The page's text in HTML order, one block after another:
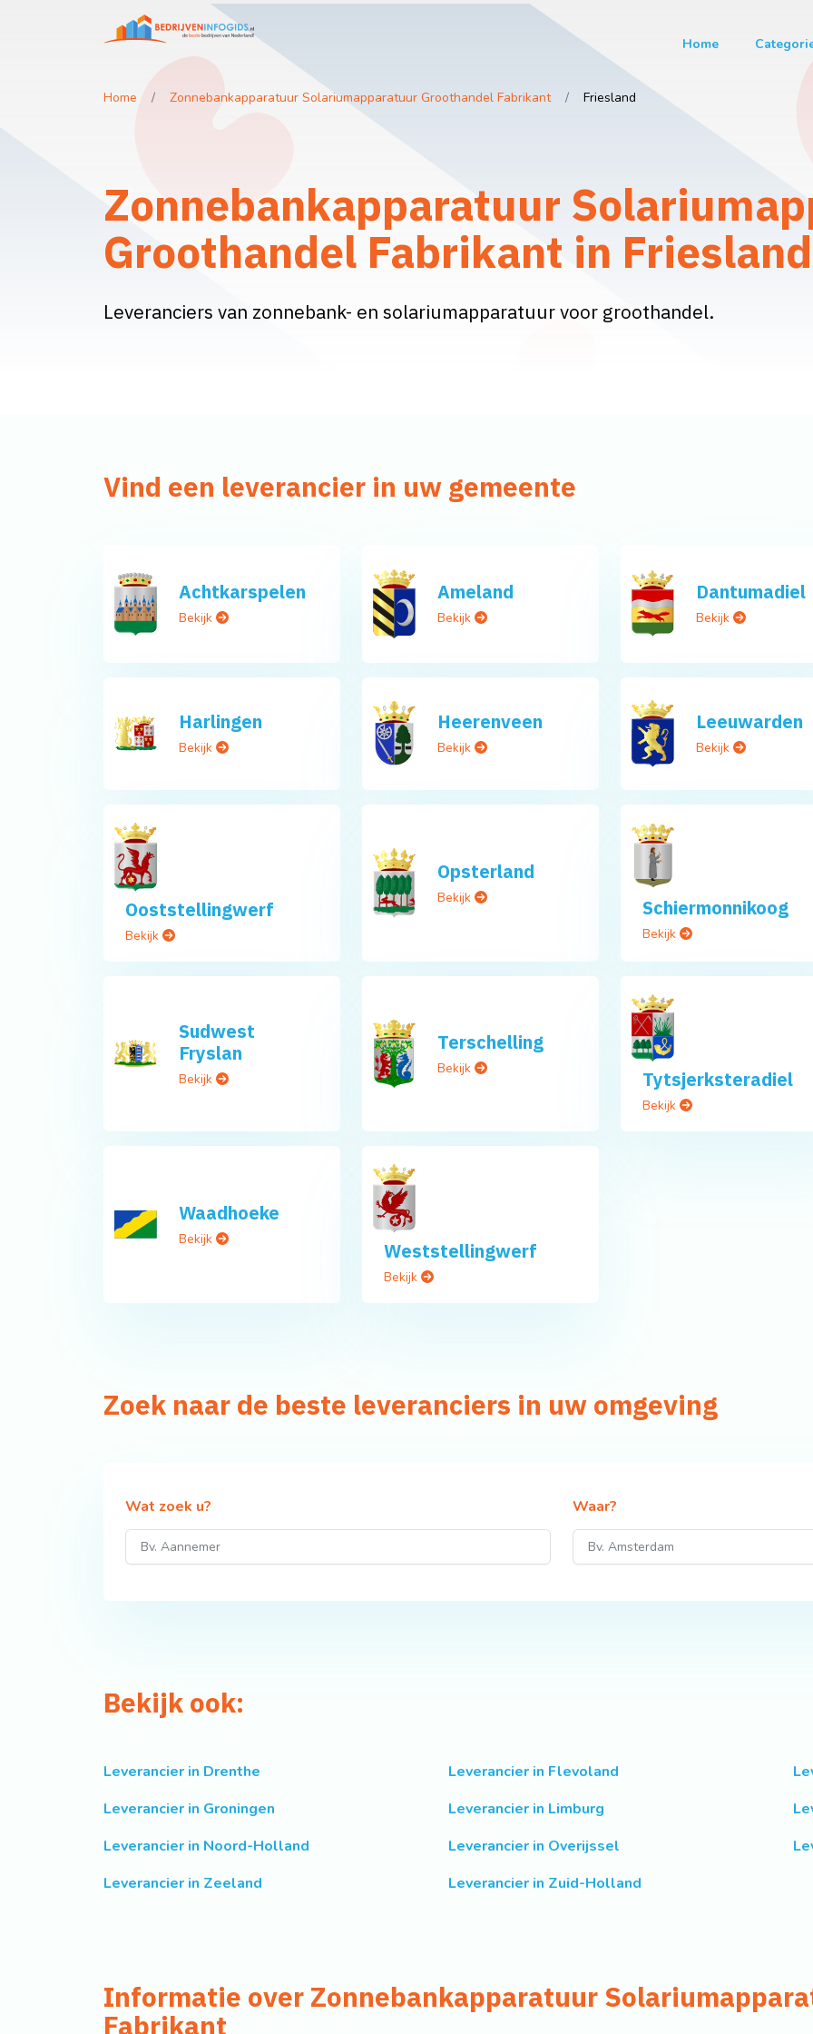
Home
Home Zonnebankapparatuur Solariumapparatuur Groothandel Fabrikant Friesland
Zonnebankapparatuur
Groothandel Fabrikant in Friesland
Leveranciers van zonnebank- en solariumapparatuur voor groothandel.
Vind een leverancier in uw gemeente
Achtkarspelen
Bekijk
Ameland
Bekijk
Dantumadiel
Bekijk
Harlingen
Bekijk
Heerenveen
Bekijk
Leeuwarden
Bekijk
Ooststellingwerf
Bekijk
Opsterland
Bekijk Schiermonnikoog
Bekijk
Sudwest
Fryslan
Bekijk
Terschelling
Bekijk Tytsjerksteradiel
Bekijk
Waadhoeke
Bekijk Weststellingwerf
Bekijk
Zoek naar de beste leveranciers in uw omgeving
Wat zoek u? Waar?
Bekijk ook:
Leverancier in Drenthe Leverancier in Flevoland
Leverancier in Groningen
Leverancier in Limburg
Leverancier in Noord-Holland
Leverancier in Overijssel
Leverancier in Zeeland
Leverancier in Zuid-Holland
Informatie over Zonnebankapparatuur
Fabrikant